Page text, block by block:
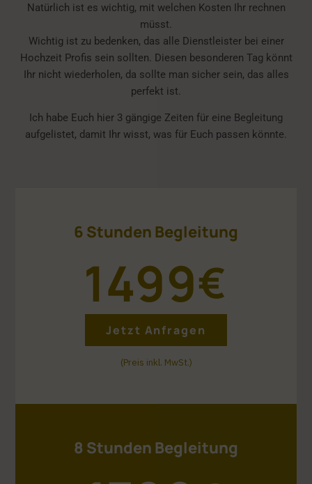
Natürlich ist es wichtig, mit welchen Kosten Ihr rechnen
müsst.
Wichtig ist zu bedenken, das alle Dienstleister bei einer
Hochzeit Profis sein sollten. Diesen besonderen Tag könnt
Ihr nicht wiederholen, da sollte man sicher sein, das alles
perfekt ist.
Ich habe Euch hier 3 gängige Zeiten für eine Begleitung
aufgelistet, damit Ihr wisst, was für Euch passen könnte.
6 Stunden Begleitung
1499€
Jetzt Anfragen
(Preis inkl. MwSt.)
8 Stunden Begleitung